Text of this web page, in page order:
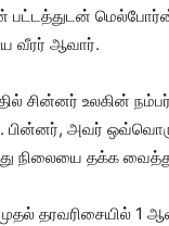
பட்டத்துடன்
வீரர் ஆவார்.
சின்னர் உலகின்
பின்னர், அவர்
நிலையை தக்க
தரவரிசையில் 1